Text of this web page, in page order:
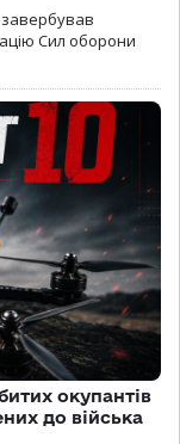
Сил оборони
окупантів
до війська